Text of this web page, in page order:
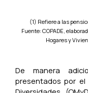
(1) Refiere a las
Fuente: COPADE,
Hogares y
De manera
presentados por